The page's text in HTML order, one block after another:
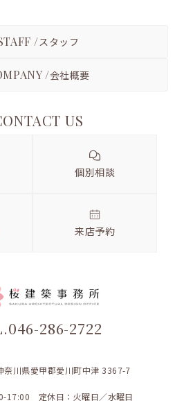
/スタッフ
/会社概要
US
個別相談
来店予約
286-2722
奈川県愛甲郡愛川町中津 3367-7
17:00 定休日：火曜日／水曜日